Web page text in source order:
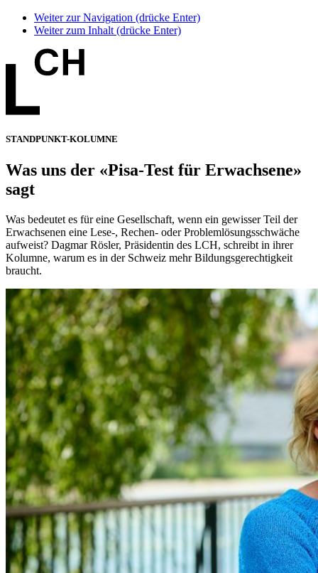
Weiter zur Navigation (drücke Enter)
Weiter zum Inhalt (drücke Enter)
STANDPUNKT-KOLUMNE
Was uns der «Pisa-Test für Erwachsene»
sagt
Was bedeutet es für eine Gesellschaft, wenn ein gewisser Teil der
Erwachsenen eine Lese-, Rechen- oder Problemlösungsschwäche
aufweist? Dagmar Rösler, Präsidentin des LCH, schreibt in ihrer
Kolumne, warum es in der Schweiz mehr Bildungsgerechtigkeit
braucht.